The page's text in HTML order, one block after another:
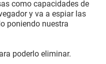
como capacidades de
y va a espiar las
poniendo nuestra
poderlo eliminar.